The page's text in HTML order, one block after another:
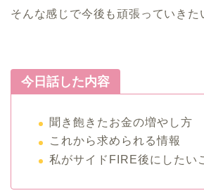
そんな感じで今後も頑張っていきた
今日話した内容
聞き飽きたお金の増やし方
これから求められる情報
私がサイドFIRE後にしたい